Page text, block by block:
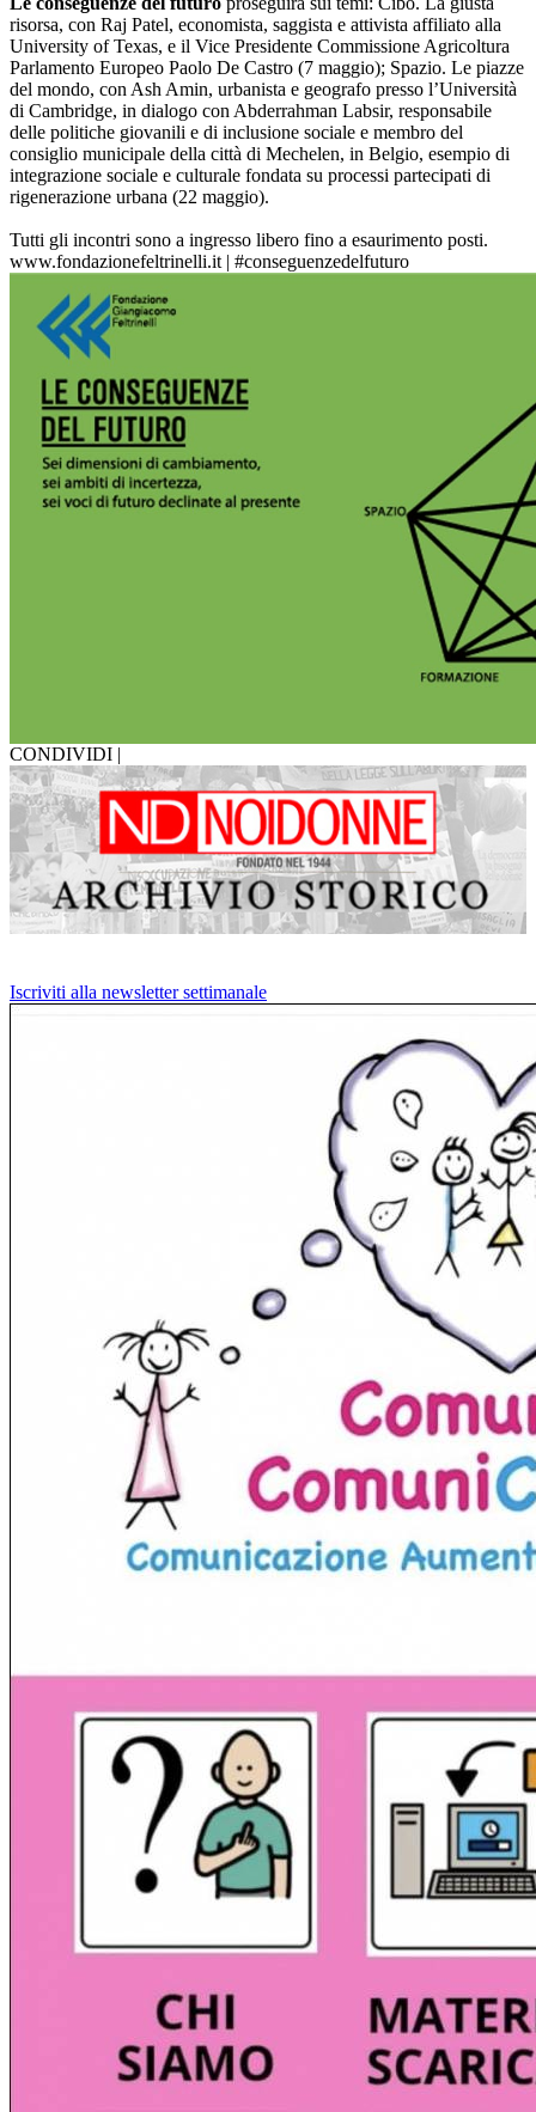
risorsa, con Raj Patel, economista, saggista e attivista affiliato alla
University of Texas, e il Vice Presidente Commissione Agricoltura
Parlamento Europeo Paolo De Castro (7 maggio); Spazio. Le piazze
del mondo, con Ash Amin, urbanista e geografo presso l’Università
di Cambridge, in dialogo con Abderrahman Labsir, responsabile
delle politiche giovanili e di inclusione sociale e membro del
consiglio municipale della città di Mechelen, in Belgio, esempio di
integrazione sociale e culturale fondata su processi partecipati di
rigenerazione urbana (22 maggio).
Tutti gli incontri sono a ingresso libero fino a esaurimento posti.
www.fondazionefeltrinelli.it | #conseguenzedelfuturo
CONDIVIDI |
Iscriviti alla newsletter settimanale